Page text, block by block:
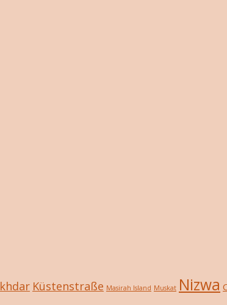
Küstenstraße Masirah Island Muskat Nizwa